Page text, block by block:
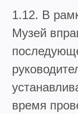
1.12. В
Музей
время